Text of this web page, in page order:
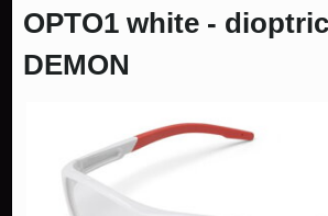
OPTO1 white -
DEMON